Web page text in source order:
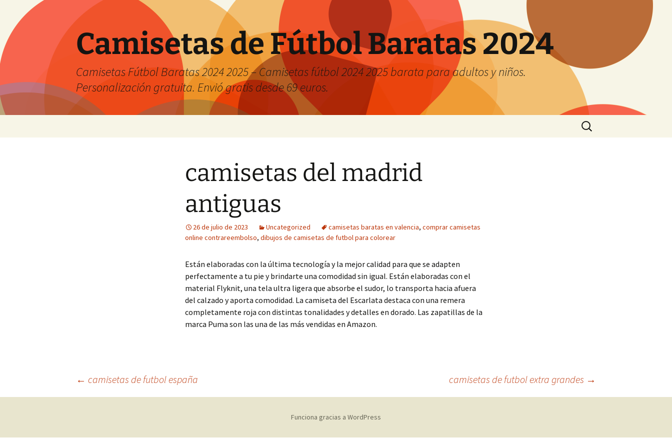
Camisetas de Fútbol Baratas 2024
Camisetas Fútbol Baratas 2024 2025 – Camisetas fútbol 2024 2025 barata para adultos y niños.
Personalización gratuita. Envió gratis desde 69 euros.
Buscar:
camisetas del madrid
antiguas
26 de julio de 2023 Uncategorized camisetas baratas en valencia, comprar camisetas
online contrareembolso, dibujos de camisetas de futbol para colorear
Están elaboradas con la última tecnología y la mejor calidad para que se adapten
perfectamente a tu pie y brindarte una comodidad sin igual. Están elaboradas con el
material Flyknit, una tela ultra ligera que absorbe el sudor, lo transporta hacia afuera
del calzado y aporta comodidad. La camiseta del Escarlata destaca con una remera
completamente roja con distintas tonalidades y detalles en dorado. Las zapatillas de la
marca Puma son las una de las más vendidas en Amazon.
Navegación
← camisetas de futbol españa camisetas de futbol extra grandes →
Funciona gracias a WordPress